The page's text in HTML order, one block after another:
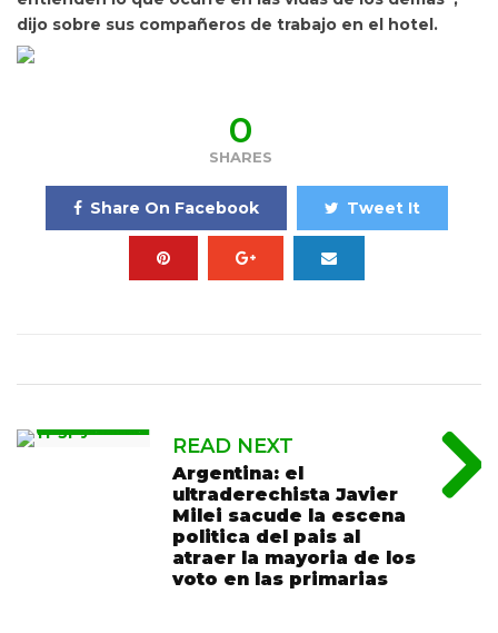
dijo sobre sus compañeros de trabajo en el hotel.
0
SHARES
Share On Facebook Tweet It
READ NEXT
Argentina: el
ultraderechista Javier
Milei sacude la escena
politica del pais al
atraer la mayoria de los
voto en las primarias